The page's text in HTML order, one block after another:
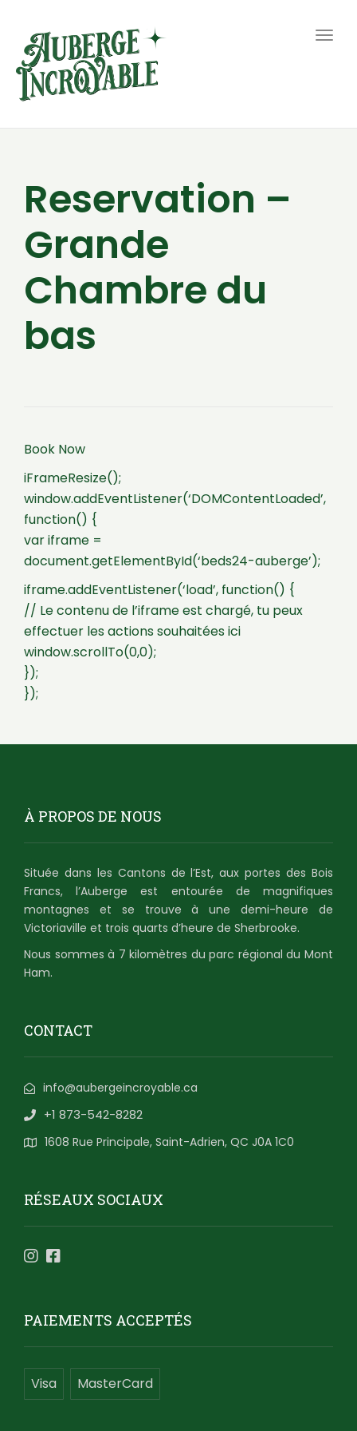
Reservation –
Grande
Chambre du
bas
Book Now
iFrameResize();
window.addEventListener(‘DOMContentLoaded’,
function() {
var iframe =
document.getElementById(‘beds24-auberge’);
iframe.addEventListener(‘load’, function() {
// Le contenu de l’iframe est chargé, tu peux
effectuer les actions souhaitées ici
window.scrollTo(0,0);
});
});
À PROPOS DE NOUS
Située dans les Cantons de l’Est, aux portes des Bois
Francs, l’Auberge est entourée de magnifiques
montagnes et se trouve à une demi-heure de
Victoriaville et trois quarts d’heure de Sherbrooke.
Nous sommes à 7 kilomètres du parc régional du Mont
Ham.
CONTACT
info@aubergeincroyable.ca
+1 873-542-8282
1608 Rue Principale, Saint-Adrien, QC J0A 1C0
RÉSEAUX SOCIAUX
PAIEMENTS ACCEPTÉS
Visa MasterCard